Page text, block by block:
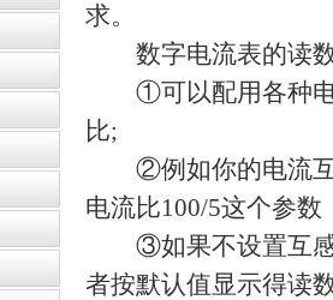
求。
数字电流表的读
①可以配用各种电
比;
②例如你的电流互
电流比100/5这个参
③如果不设置互感
者按默认值显示得读